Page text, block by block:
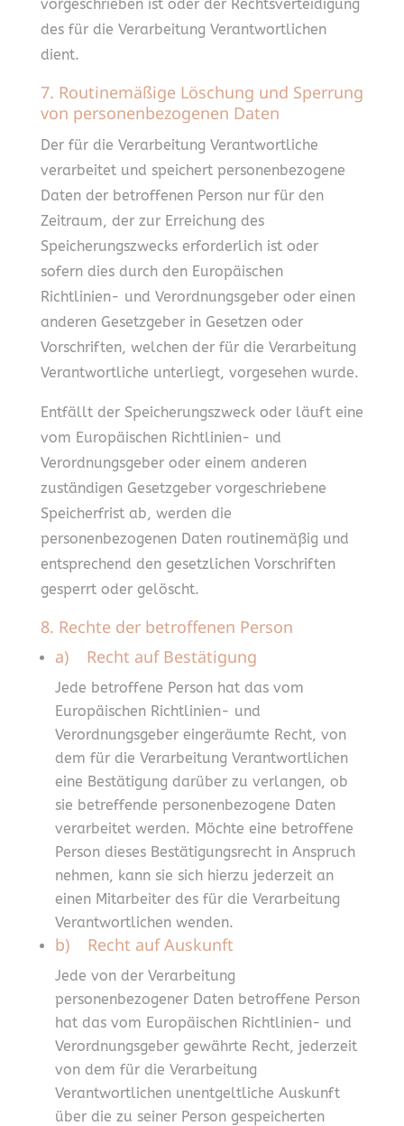
vorgeschrieben ist oder der Rechtsverteidigung
des für die Verarbeitung Verantwortlichen
dient.
7. Routinemäßige Löschung und Sperrung
von personenbezogenen Daten
Der für die Verarbeitung Verantwortliche
verarbeitet und speichert personenbezogene
Daten der betroffenen Person nur für den
Zeitraum, der zur Erreichung des
Speicherungszwecks erforderlich ist oder
sofern dies durch den Europäischen
Richtlinien- und Verordnungsgeber oder einen
anderen Gesetzgeber in Gesetzen oder
Vorschriften, welchen der für die Verarbeitung
Verantwortliche unterliegt, vorgesehen wurde.
Entfällt der Speicherungszweck oder läuft eine
vom Europäischen Richtlinien- und
Verordnungsgeber oder einem anderen
zuständigen Gesetzgeber vorgeschriebene
Speicherfrist ab, werden die
personenbezogenen Daten routinemäßig und
entsprechend den gesetzlichen Vorschriften
gesperrt oder gelöscht.
8. Rechte der betroffenen Person
a) Recht auf Bestätigung
Jede betroffene Person hat das vom
Europäischen Richtlinien- und
Verordnungsgeber eingeräumte Recht, von
dem für die Verarbeitung Verantwortlichen
eine Bestätigung darüber zu verlangen, ob
sie betreffende personenbezogene Daten
verarbeitet werden. Möchte eine betroffene
Person dieses Bestätigungsrecht in Anspruch
nehmen, kann sie sich hierzu jederzeit an
einen Mitarbeiter des für die Verarbeitung
Verantwortlichen wenden.
b) Recht auf Auskunft
Jede von der Verarbeitung
personenbezogener Daten betroffene Person
hat das vom Europäischen Richtlinien- und
Verordnungsgeber gewährte Recht, jederzeit
von dem für die Verarbeitung
Verantwortlichen unentgeltliche Auskunft
über die zu seiner Person gespeicherten